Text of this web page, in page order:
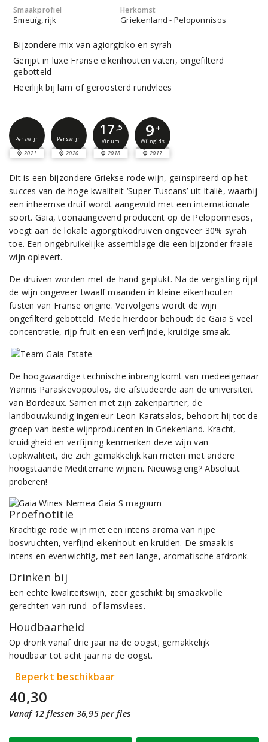
Smaakprofiel
Smeuïg, rijk
Herkomst
Griekenland - Peloponnisos
Bijzondere mix van agiorgitiko en syrah
Gerijpt in luxe Franse eikenhouten vaten, ongefilterd
gebotteld
Heerlijk bij lam of geroosterd rundvlees
Perswijn
2021
Perswijn
2020
17 ,5
Vinum
2018
9 +
Wijngids
2017
Dit is een bijzondere Griekse rode wijn, geïnspireerd op het
succes van de hoge kwaliteit ‘Super Tuscans’ uit Italië, waarbij
een inheemse druif wordt aangevuld met een internationale
soort. Gaia, toonaangevend producent op de Peloponnesos,
voegt aan de lokale agiorgitikodruiven ongeveer 30% syrah
toe. Een ongebruikelijke assemblage die een bijzonder fraaie
wijn oplevert.
De druiven worden met de hand geplukt. Na de vergisting rijpt
de wijn ongeveer twaalf maanden in kleine eikenhouten
fusten van Franse origine. Vervolgens wordt de wijn
ongefilterd gebotteld. Mede hierdoor behoudt de Gaia S veel
concentratie, rijp fruit en een verfijnde, kruidige smaak.
De hoogwaardige technische inbreng komt van medeeigenaar
Yiannis Paraskevopoulos, die afstudeerde aan de universiteit
van Bordeaux. Samen met zijn zakenpartner, de
landbouwkundig ingenieur Leon Karatsalos, behoort hij tot de
groep van beste wijnproducenten in Griekenland. Kracht,
kruidigheid en verfijning kenmerken deze wijn van
topkwaliteit, die zich gemakkelijk kan meten met andere
hoogstaande Mediterrane wijnen. Nieuwsgierig? Absoluut
proberen!
Proefnotitie
Krachtige rode wijn met een intens aroma van rijpe
bosvruchten, verfijnd eikenhout en kruiden. De smaak is
intens en evenwichtig, met een lange, aromatische afdronk.
Drinken bij
Een echte kwaliteitswijn, zeer geschikt bij smaakvolle
gerechten van rund- of lamsvlees.
Houdbaarheid
Op dronk vanaf drie jaar na de oogst; gemakkelijk
houdbaar tot acht jaar na de oogst.
Beperkt beschikbaar
40,30
Vanaf 12 flessen 36,95 per fles